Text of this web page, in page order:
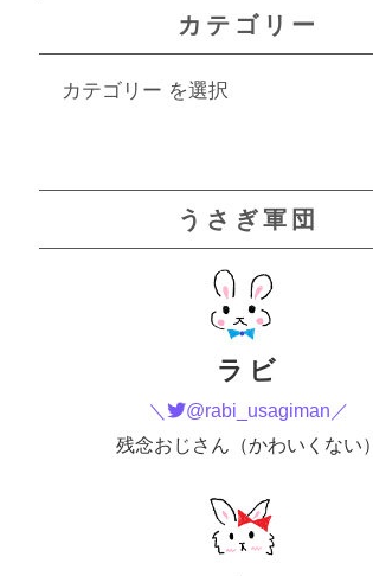
カテゴリー
うさぎ軍団
ラビ
＼
@rabi_usagiman／
残念おじさん（かわいくない）